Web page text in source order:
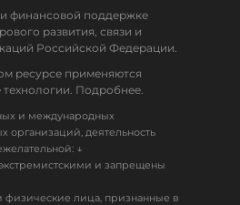
финансовой поддержке
развития, связи и
Российской Федерации.
ресурсе применяются
Подробнее.
и международных
организаций, деятельность
↓
и запрещены
лица, признанные в